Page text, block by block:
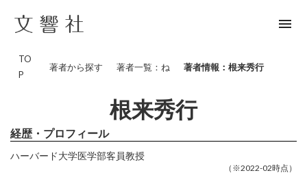
menu
TO
P
著者から探す 著者一覧：ね 著者情報：根来秀行
根来秀行
経歴・プロフィール
ハーバード大学医学部客員教授
（※2022-02時点）